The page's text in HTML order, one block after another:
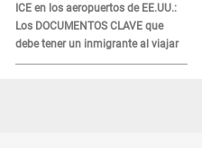
ICE en los aeropuertos de EE.UU.:
Los DOCUMENTOS CLAVE que
debe tener un inmigrante al viajar